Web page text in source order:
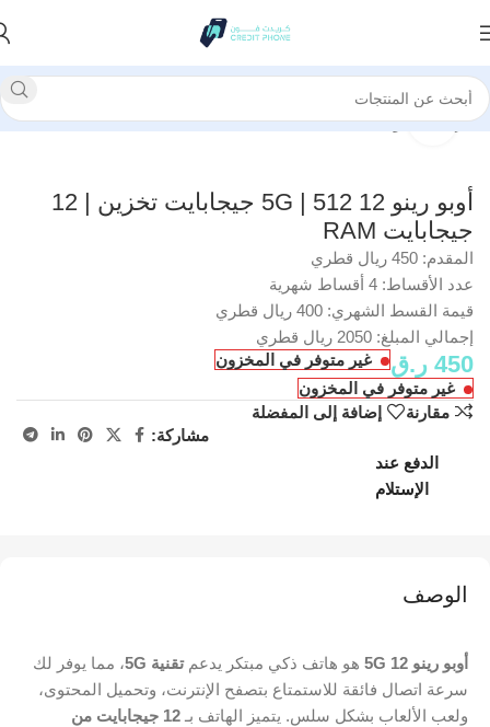
الرئيسية جوجل
انقر للتكبير
أوبو رينو 12 5G | 512 جيجابايت تخزين | 12
جيجابايت RAM
المقدم: 450 ريال قطري
عدد الأقساط: 4 أقساط شهرية
قيمة القسط الشهري: 400 ريال قطري
إجمالي المبلغ: 2050 ريال قطري
450 ر.ق
غير متوفر في المخزون
غير متوفر في المخزون
مقارنة
إضافة إلى المفضلة
مشاركة:
الدفع عند
الإستلام
الوصف
أوبو رينو 12 5G هو هاتف ذكي مبتكر يدعمتقنية 5G
، مما يوفر لك
سرعة اتصال فائقة للاستمتاع بتصفح الإنترنت، وتحميل المحتوى،
ولعب الألعاب بشكل سلس. يتميز الهاتف بـ
12 جيجابايت من